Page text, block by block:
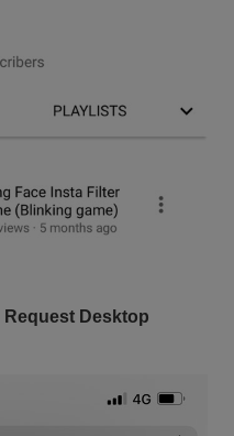
Request Desktop